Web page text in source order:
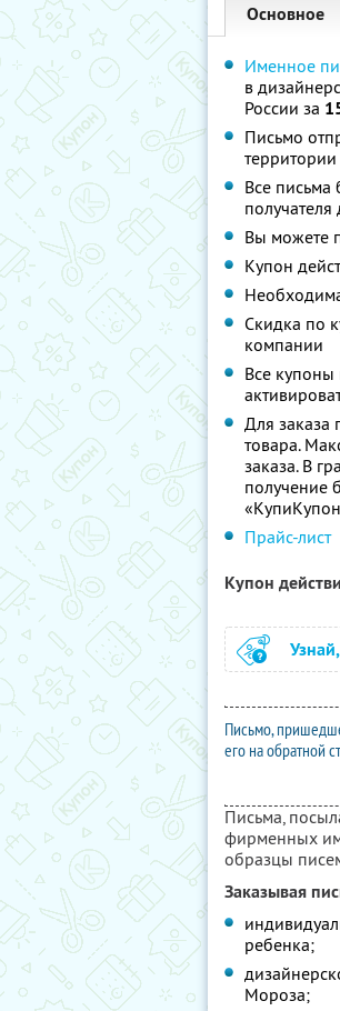
Основное
Именное
в
России за
Письмо
Все письма
Вы можете
Купон
Скидка по
компании
Все купоны
Для заказа
товара.
заказа. В
получение
Прайс-лист
Купон
Письмо,
его на обратной
Письма,
фирменных
образцы
Заказывая
ребенка;
Мороза;